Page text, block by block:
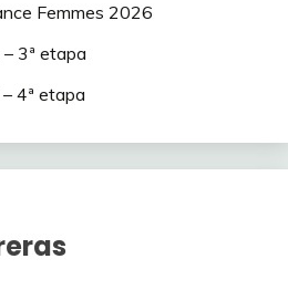
Femmes 2026
3ª etapa
4ª etapa